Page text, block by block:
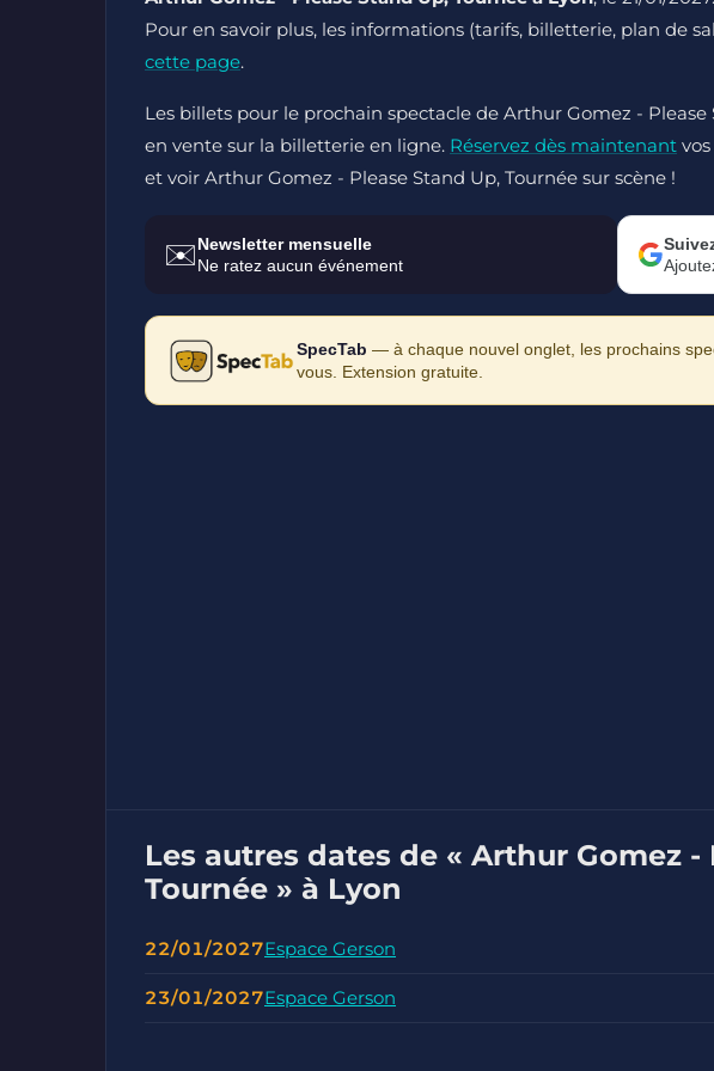
Pour en savoir plus, les informations (tarifs, billetterie, plan de
cette page.
Les billets pour le prochain spectacle de Arthur Gomez - Please
en vente sur la billetterie en ligne. Réservez dès maintenant
et voir Arthur Gomez - Please Stand Up, Tournée sur scène !
✉️Newsletter mensuelle
Ne ratez aucun événement
SpecTab — à chaque nouvel onglet, les prochains
vous. Extension gratuite.
Les autres dates de « Arthur Gomez -
Tournée » à Lyon
22/01/2027Espace Gerson
23/01/2027Espace Gerson